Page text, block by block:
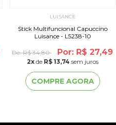
LUISANCE
Stick Multifuncional Capuccino
Luisance - L5238-10
De:R$ 34,80 Por: R$ 27,49
2xde R$ 13,74 sem juros
COMPRE AGORA